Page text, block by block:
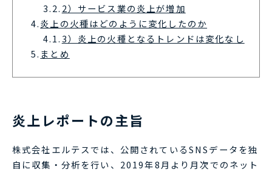
3.2. 2）サービス業の炎上が増加
4.炎上の火種はどのように変化したのか
4.1.3）炎上の火種となるトレンドは変化なし
5. まとめ
炎上レポートの主旨
株式会社エルテスでは、公開されているSNSデータを独
自に収集・分析を行い、2019年8月より月次でのネット